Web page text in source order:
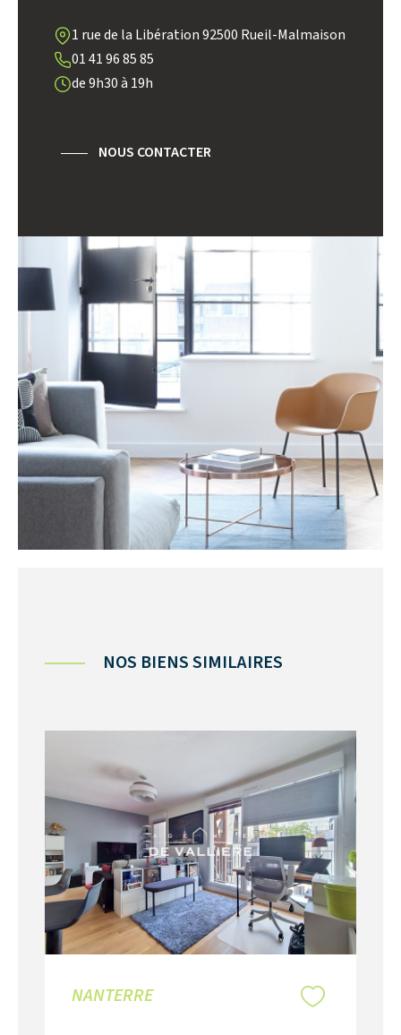
RÉSULTATS DES LYCÉES
1 rue de la Libération 92500 Rueil-Malmaison
01 41 96 85 85
de 9h30 à 19h
NOUS CONTACTER
NOS BIENS SIMILAIRES
NANTERRE